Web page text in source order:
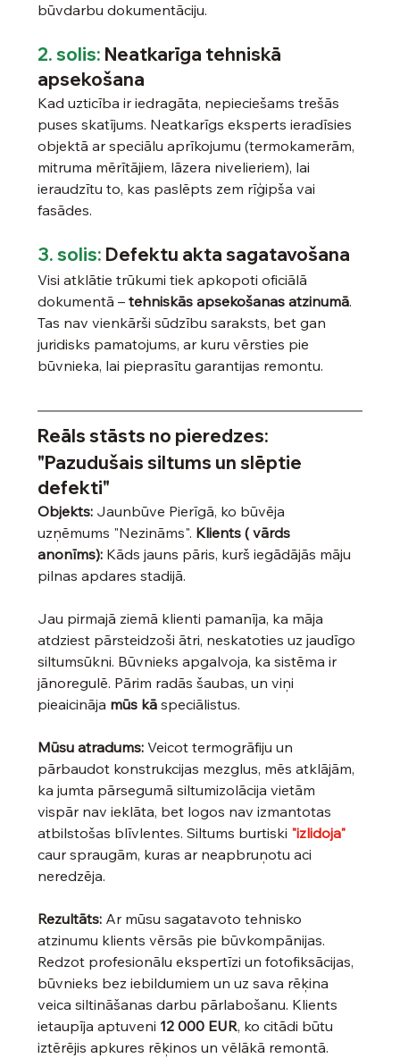
būvdarbu dokumentāciju.
2. solis: Neatkarīga tehniskā
apsekošana
Kad uzticība ir iedragāta, nepieciešams trešās
puses skatījums. Neatkarīgs eksperts ieradīsies
objektā ar speciālu aprīkojumu (termokamerām,
mitruma mērītājiem, lāzera nivelieriem), lai
ieraudzītu to, kas paslēpts zem rīģipša vai
fasādes.
3. solis: Defektu akta sagatavošana
Visi atklātie trūkumi tiek apkopoti oficiālā
dokumentā – tehniskās apsekošanas atzinumā.
Tas nav vienkārši sūdzību saraksts, bet gan
juridisks pamatojums, ar kuru vērsties pie
būvnieka, lai pieprasītu garantijas remontu.
Reāls stāsts no pieredzes:
"Pazudušais siltums un slēptie
defekti"
Objekts: Jaunbūve Pierīgā, ko būvēja
uzņēmums "Nezināms". Klients ( vārds
anonīms): Kāds jauns pāris, kurš iegādājās māju
pilnas apdares stadijā.
Jau pirmajā ziemā klienti pamanīja, ka māja
atdziest pārsteidzoši ātri, neskatoties uz jaudīgo
siltumsūkni. Būvnieks apgalvoja, ka sistēma ir
jānoregulē. Pārim radās šaubas, un viņi
pieaicināja mūs kā speciālistus.
Mūsu atradums: Veicot termogrāfiju un
pārbaudot konstrukcijas mezglus, mēs atklājām,
ka jumta pārsegumā siltumizolācija vietām
vispār nav ieklāta, bet logos nav izmantotas
atbilstošas blīvlentes. Siltums burtiski "izlidoja"
caur spraugām, kuras ar neapbruņotu aci
neredzēja.
Rezultāts: Ar mūsu sagatavoto tehnisko
atzinumu klients vērsās pie būvkompānijas.
Redzot profesionālu ekspertīzi un fotofiksācijas,
būvnieks bez iebildumiem un uz sava rēķina
veica siltināšanas darbu pārlabošanu. Klients
ietaupīja aptuveni 12 000 EUR, ko citādi būtu
iztērējis apkures rēķinos un vēlākā remontā.